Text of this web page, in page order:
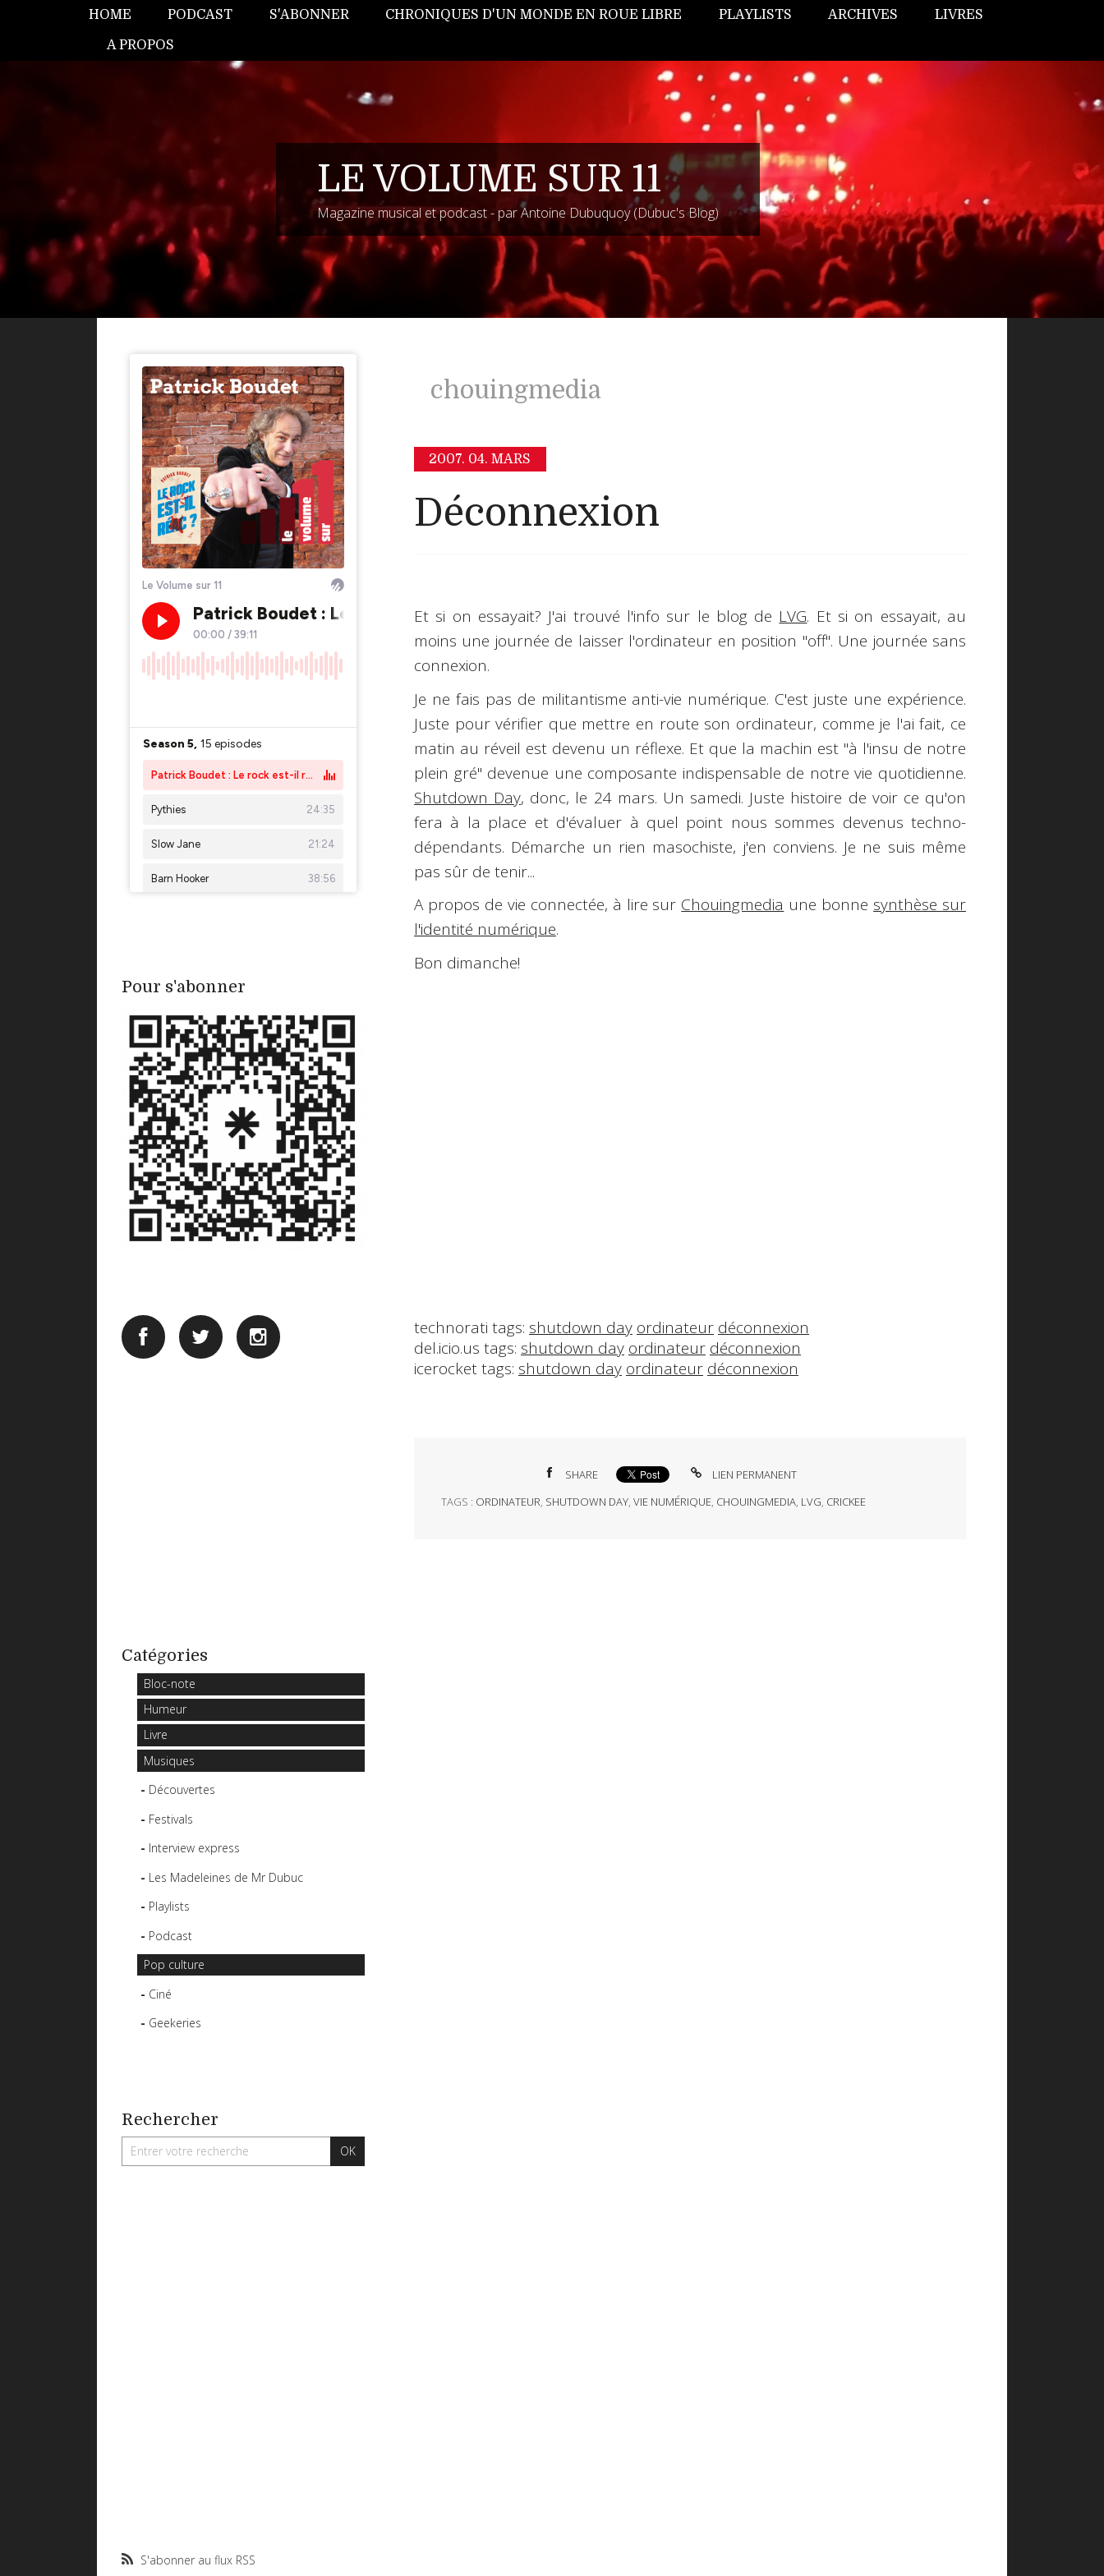
HOME PODCAST S'ABONNER CHRONIQUES D'UN MONDE EN ROUE LIBRE PLAYLISTS ARCHIVES LIVRES
A PROPOS
LE VOLUME SUR 11
Magazine musical et podcast - par Antoine Dubuquoy (Dubuc's Blog)
Pour s'abonner
Catégories
Bloc-note
Humeur
Livre
Musiques
Découvertes
Festivals
Interview express
Les Madeleines de Mr Dubuc
Playlists
Podcast
Pop culture
Ciné
Geekeries
Rechercher
S'abonner au flux RSS
chouingmedia
2007. 04. MARS
Déconnexion
Et si on essayait? J'ai trouvé l'info sur le blog de LVG. Et si on essayait, au
moins une journée de laisser l'ordinateur en position "off". Une journée sans
connexion.
Je ne fais pas de militantisme anti-vie numérique. C'est juste une expérience.
Juste pour vérifier que mettre en route son ordinateur, comme je l'ai fait, ce
matin au réveil est devenu un réflexe. Et que la machin est "à l'insu de notre
plein gré" devenue une composante indispensable de notre vie quotidienne.
Shutdown Day, donc, le 24 mars. Un samedi. Juste histoire de voir ce qu'on
fera à la place et d'évaluer à quel point nous sommes devenus techno-
dépendants. Démarche un rien masochiste, j'en conviens. Je ne suis même
pas sûr de tenir...
A propos de vie connectée, à lire sur Chouingmedia une bonne synthèse sur
l'identité numérique.
Bon dimanche!
technorati tags: shutdown day ordinateur déconnexion
del.icio.us tags: shutdown day ordinateur déconnexion
icerocket tags: shutdown day ordinateur déconnexion
SHARE
LIEN PERMANENT
TAGS : ORDINATEUR, SHUTDOWN DAY, VIE NUMÉRIQUE, CHOUINGMEDIA, LVG, CRICKEE